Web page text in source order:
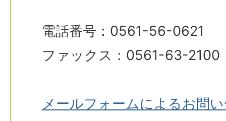
電話番号：0561-56-0621
ファックス：0561-63-2100
メールフォームによるお問